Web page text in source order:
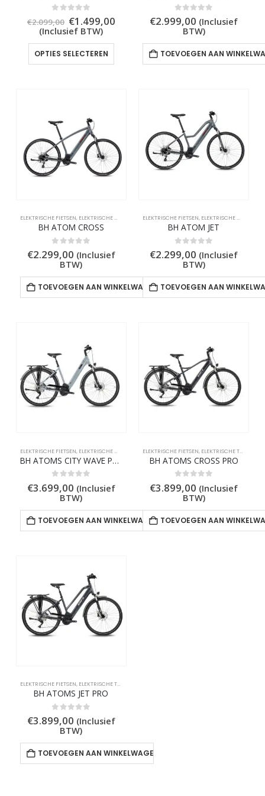
out of 5
€2.099,00 Oorspronkelijke
prijs
€2.099,00.
€1.499,00Huidige
€1.499,00.
(Inclusief BTW)
OPTIES SELECTEREN
product
kan
gekozen
worden
0out of 5
€2.999,00 (Inclusief
BTW)
TOEVOEGEN AAN
ELEKTRISCHE FIETSEN, ELEKTRISCHE MIDDENMOTORS ,ELEKTRISCHE STADSFIETSEN,
BH ATOM CROSS
0out of 5
€2.299,00 (Inclusief
BTW)
TOEVOEGEN AAN WINKELWAGEN
ELEKTRISCHE FIETSEN, ELEKTRISCHE MIDDENMOTORS
BH ATOM JET
0out of 5
€2.299,00 (Inclusief
BTW)
TOEVOEGEN AAN
ELEKTRISCHE FIETSEN, ELEKTRISCHE MIDDENMOTORS ,ELEKTRISCHE STADSFIETSEN
BH ATOMS CITY WAVE PRO
0out of 5
€3.699,00 (Inclusief
BTW)
TOEVOEGEN AAN WINKELWAGEN
ELEKTRISCHE FIETSEN, ELEKTRISCHE TREKKING FIETSEN
BH ATOMS CROSS PRO
0out of 5
€3.899,00 (Inclusief
BTW)
TOEVOEGEN AAN
ELEKTRISCHE FIETSEN, ELEKTRISCHE TREKKING FIETSEN
BH ATOMS JET PRO
0out of 5
€3.899,00 (Inclusief
BTW)
TOEVOEGEN AAN WINKELWAGEN